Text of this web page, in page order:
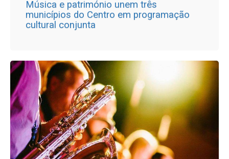
Música e património unem três
municípios do Centro em programação
cultural conjunta